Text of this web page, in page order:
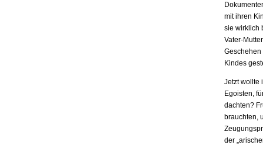
mit ihren
sie wirklich
Vater-
Geschehen
Kindes
Jetzt wollte
Egoisten,
dachten?
brauchten,
der